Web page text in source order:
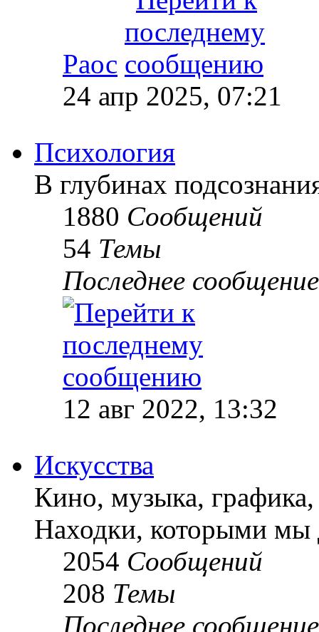
Раос
24 апр 2025, 07:21
Психология
В глубинах
1880 Сообщений
54 Темы
Последнее сообщение
12 авг 2022, 13:32
Искусства
Кино, музыка, графика,
Находки, которыми мы
2054 Сообщений
208 Темы
Последнее сообщение